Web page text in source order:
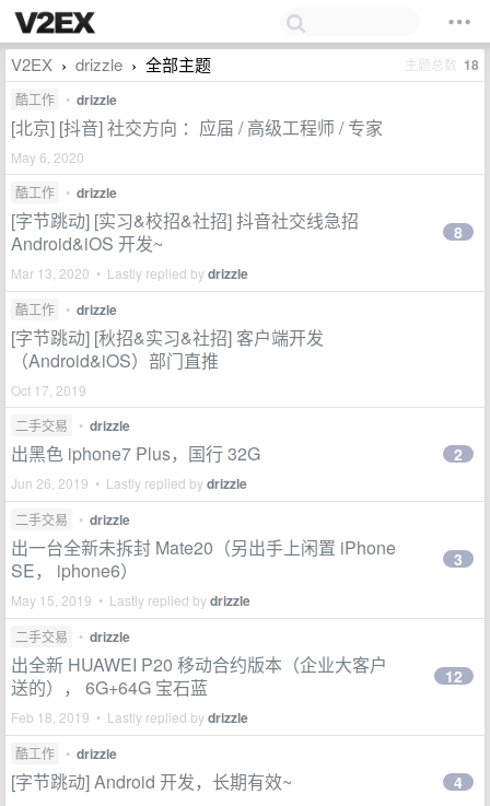
V2EX › drizzle › 全部主题 主题总数 18
酷工作 • drizzle
[北京] [抖音] 社交方向 ：应届 / 高级工程师 / 专家
May 6, 2020
酷工作
• drizzle
[字节跳动] [实习&校招&社招] 抖音社交线急招
Android&iOS 开发~
Mar 13, 2020 • Lastly replied bydrizzle
8
酷工作 • drizzle
[字节跳动] [秋招&实习&社招] 客户端开发
（Android&iOS）部门直推
Oct 17, 2019
二手交易
• drizzle
出黑色 iphone7 Plus，国行 32G
Jun 26, 2019 • Lastly replied bydrizzle
2
二手交易 • drizzle
出一台全新未拆封 Mate20（另出手上闲置 iPhone
SE， iphone6）
May 15, 2019 • Lastly replied bydrizzle
3
二手交易 • drizzle
出全新 HUAWEI P20 移动合约版本（企业大客户
送的）， 6G+64G 宝石蓝
Feb 18, 2019 • Lastly replied bydrizzle
12
酷工作 • drizzle
[字节跳动] Android 开发，长期有效~ 4